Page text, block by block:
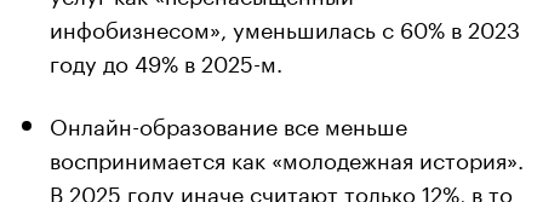
инфобизнесом», уменьшилась с 60% в 2023
году до 49% в 2025-м.
Онлайн-образование все меньше
воспринимается как «молодежная история».
В 2025 году иначе считают только 12%, в то